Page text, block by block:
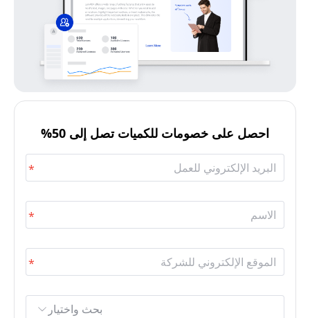
احصل على خصومات للكميات تصل إلى 50%
بحث واختيار